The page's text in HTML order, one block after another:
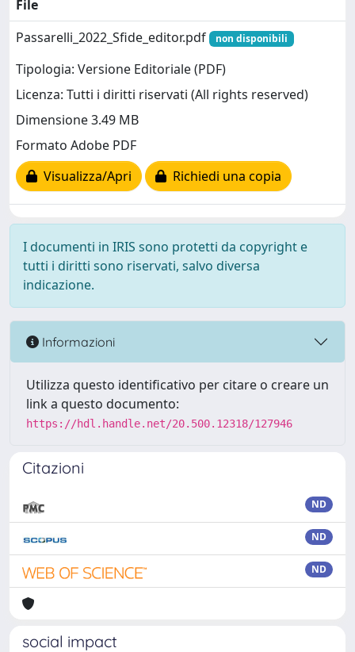
File
Passarelli_2022_Sfide_editor.pdf
non disponibili
Tipologia: Versione Editoriale (PDF)
Licenza: Tutti i diritti riservati (All rights reserved)
Dimensione 3.49 MB
Formato Adobe PDF
Visualizza/Apri
Richiedi una copia
I documenti in IRIS sono protetti da copyright e
tutti i diritti sono riservati, salvo diversa
indicazione.
Informazioni
Utilizza questo identificativo per citare o creare un
link a questo documento:
https://hdl.handle.net/20.500.12318/127946
Citazioni
ND
ND
ND
social impact